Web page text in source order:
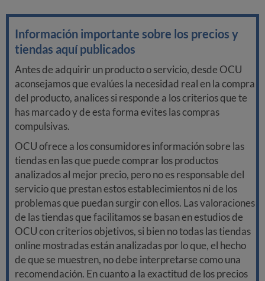
Información importante sobre los precios y
tiendas aquí publicados
Antes de adquirir un producto o servicio, desde OCU
aconsejamos que evalúes la necesidad real en la compra
del producto, analices si responde a los criterios que te
has marcado y de esta forma evites las compras
compulsivas.
OCU ofrece a los consumidores información sobre las
tiendas en las que puede comprar los productos
analizados al mejor precio, pero no es responsable del
servicio que prestan estos establecimientos ni de los
problemas que puedan surgir con ellos. Las valoraciones
de las tiendas que facilitamos se basan en estudios de
OCU con criterios objetivos, si bien no todas las tiendas
online mostradas están analizadas por lo que, el hecho
de que se muestren, no debe interpretarse como una
recomendación. En cuanto a la exactitud de los precios